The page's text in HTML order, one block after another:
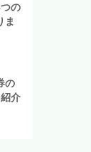
の
ま
の
介